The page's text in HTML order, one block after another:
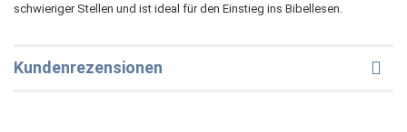
schwieriger Stellen und ist ideal für den Einstieg ins Bibellesen.
Kundenrezensionen